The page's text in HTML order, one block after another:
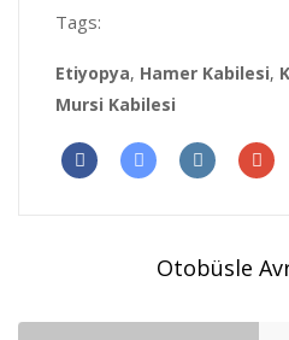
Tags:
Etiyopya, Hamer Kabilesi,
Mursi Kabilesi
Otobüsle